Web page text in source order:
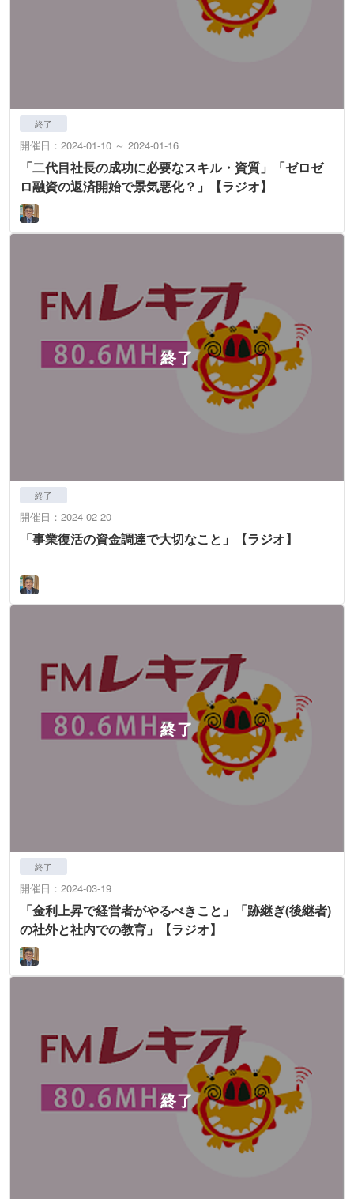
終了
開催日：2024-01-10 ～ 2024-01-16
「二代目社長の成功に必要なスキル・資質」「ゼロゼ
ロ融資の返済開始で景気悪化？」【ラジオ】
終了
開催日：2024-02-20
「事業復活の資金調達で大切なこと」【ラジオ】
終了
開催日：2024-03-19
「金利上昇で経営者がやるべきこと」「跡継ぎ(後継者)
の社外と社内での教育」【ラジオ】